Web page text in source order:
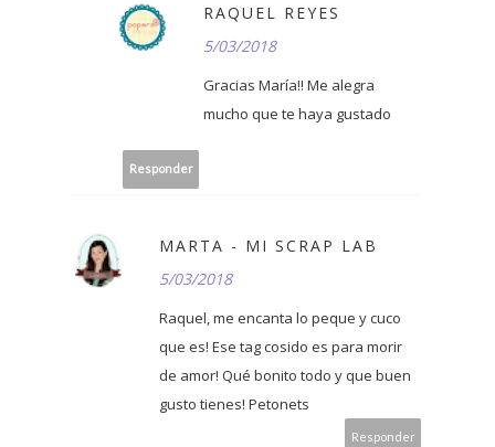
RAQUEL REYES
5/03/2018
Gracias María!! Me alegra
mucho que te haya gustado
Responder
MARTA - MI SCRAP LAB
5/03/2018
Raquel, me encanta lo peque y cuco
que es! Ese tag cosido es para morir
de amor! Qué bonito todo y que buen
gusto tienes! Petonets
Responder